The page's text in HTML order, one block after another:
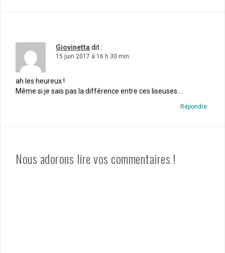
Giovinetta dit :
15 juin 2017 à 16 h 30 min
ah les heureux !
Même si je sais pas la différence entre ces liseuses….
Répondre
Nous adorons lire vos commentaires !